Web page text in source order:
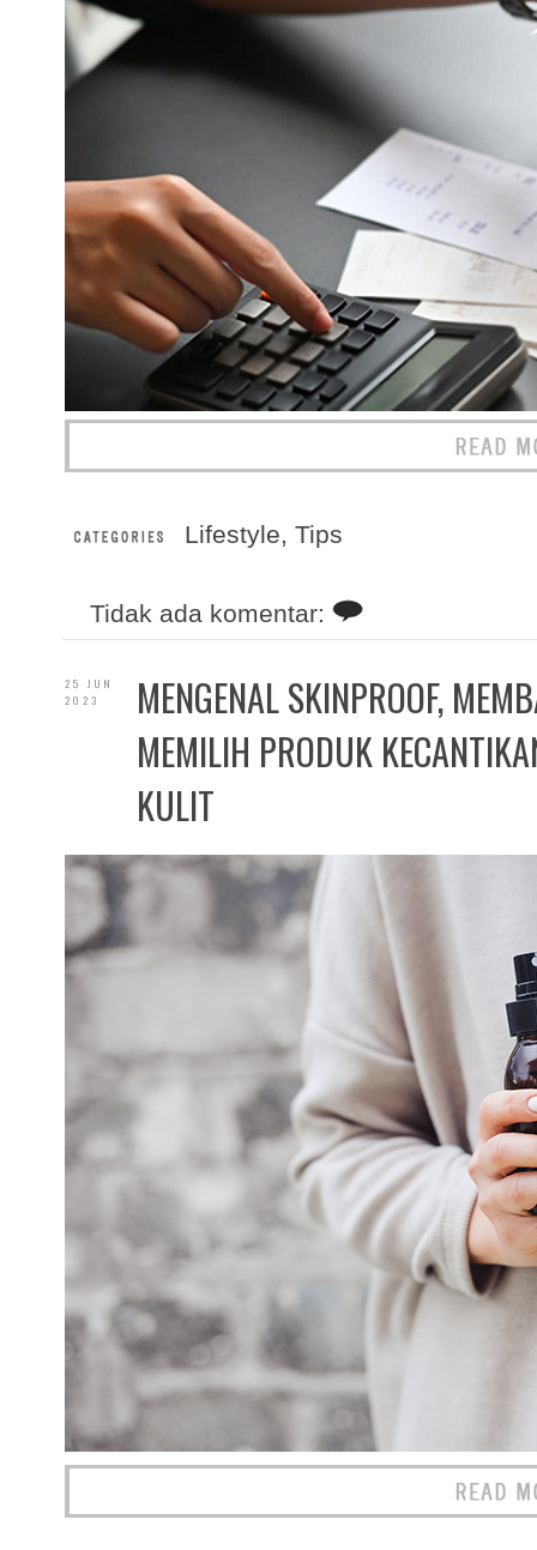
Lifestyle, Tips
Tidak ada komentar:
25 JUN
2023
MENGENAL SKINPROOF,
MEMILIH PRODUK
KULIT